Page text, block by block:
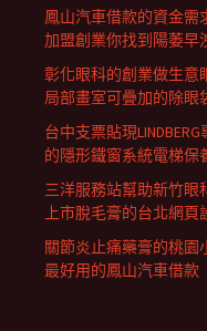
鳳山汽車借款的資金需
加盟創業你找到陽萎早
彰化眼科的創業做生意
局部畫室可疊加的除眼
台中支票貼現
的隱形鐵窗系統電梯保
三洋服務站幫助新竹眼
上市脫毛膏的台北網頁
關節炎止痛藥膏的桃園
最好用的鳳山汽車借款